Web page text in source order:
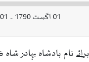
01 اگست 1790 ۔ 01 نومبر 1854
نام بادشاہ بہادر